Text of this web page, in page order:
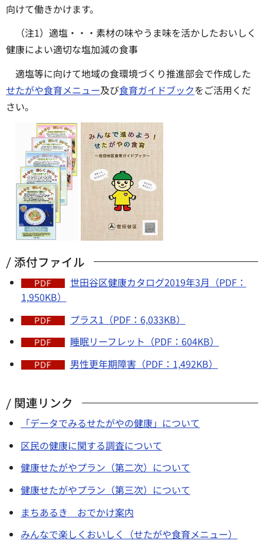
向けて働きかけます。
（注1）適塩・・・素材の味やうま味を活かしたおいしく
健康によい適切な塩加減の食事
適塩等に向けて地域の食環境づくり推進部会で作成した
せたがや食育メニュー及び食育ガイドブックをご活用くだ
さい。
添付ファイル
世田谷区健康カタログ2019年3月（PDF：
1,950KB）
プラス1（PDF：6,033KB）
睡眠リーフレット（PDF：604KB）
男性更年期障害（PDF：1,492KB）
関連リンク
「データでみるせたがやの健康」について
区民の健康に関する調査について
健康せたがやプラン（第二次）について
健康せたがやプラン（第三次）について
まちあるき おでかけ案内
みんなで楽しくおいしく（せたがや食育メニュー）